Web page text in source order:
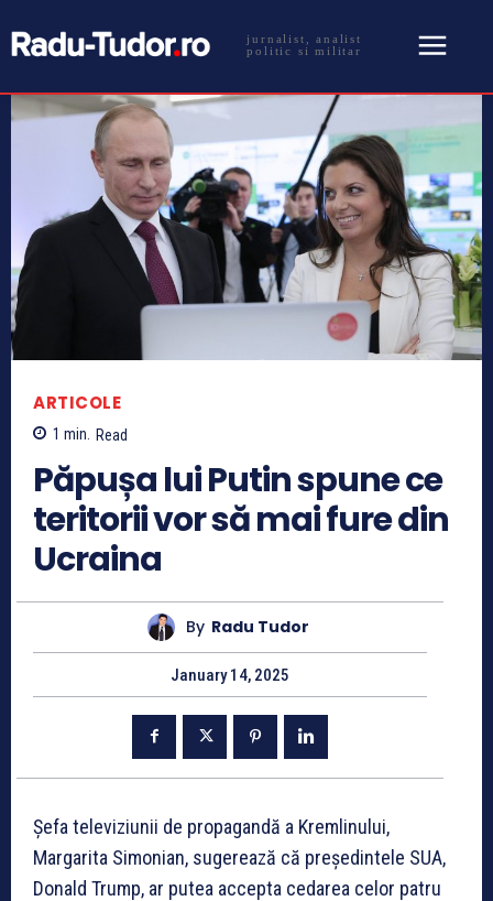
jurnalist, analist
politic si militar
ARTICOLE
1 min. Read
Păpușa lui Putin spune ce
teritorii vor să mai fure din
Ucraina
By Radu Tudor
January 14, 2025
Șefa televiziunii de propagandă a Kremlinului,
Margarita Simonian, sugerează că președintele SUA,
Donald Trump, ar putea accepta cedarea celor patru